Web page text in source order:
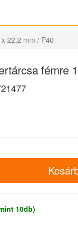
22,2 mm / P40
fémre
10db)